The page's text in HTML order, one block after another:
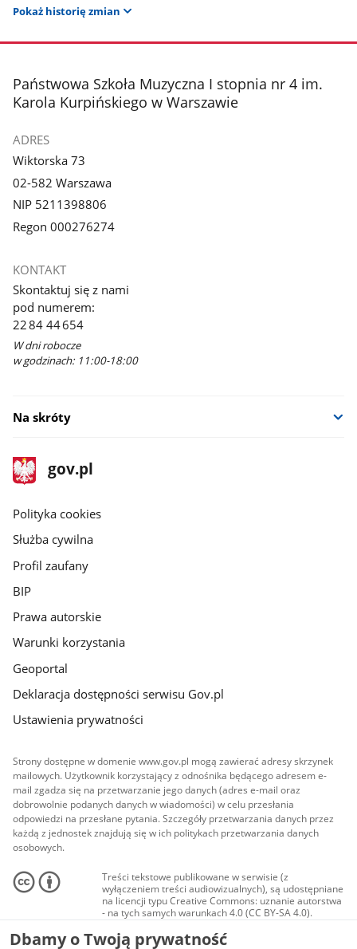
Pokaż historię zmian
stopka
Państwowa Szkoła Muzyczna I stopnia nr 4 im.
Karola Kurpińskiego w Warszawie
ADRES
Wiktorska 73
02-582 Warszawa
NIP 5211398806
Regon 000276274
KONTAKT
Skontaktuj się z nami
pod numerem:
22 84 44 654
W dni robocze
w godzinach: 11:00-18:00
Na skróty
stopka
gov.pl
Strona
gov.pl
gov.pl
Polityka cookies
Służba cywilna
Profil zaufany
BIP
Prawa autorskie
Warunki korzystania
Geoportal
Deklaracja dostępności serwisu Gov.pl
Ustawienia prywatności
Strony dostępne w domenie www.gov.pl mogą zawierać adresy skrzynek
mailowych. Użytkownik korzystający z odnośnika będącego adresem e-
mail zgadza się na przetwarzanie jego danych (adres e-mail oraz
dobrowolnie podanych danych w wiadomości) w celu przesłania
odpowiedzi na przesłane pytania. Szczegóły przetwarzania danych przez
każdą z jednostek znajdują się w ich politykach przetwarzania danych
osobowych.
Treści tekstowe publikowane w serwisie (z
wyłączeniem treści audiowizualnych), są udostępniane
na licencji typu Creative Commons: uznanie autorstwa
- na tych samych warunkach 4.0 (CC BY-SA 4.0).
Materiały audiowizualne, w tym zdjęcia, materiały
audio i wideo, są udostępniane na licencji typu
Dbamy o Twoją prywatność